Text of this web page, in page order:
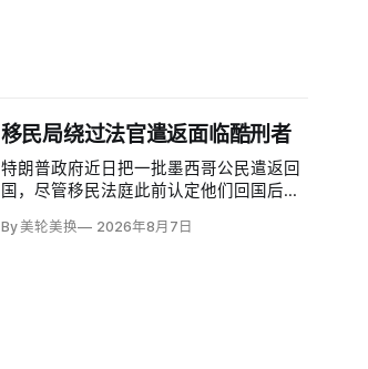
移民局绕过法官遣返面临酷刑者
特朗普政府近日把一批墨西哥公民遣返回
国，尽管移民法庭此前认定他们回国后很
给予暂缓遣返保护。知情人士称，移民及
By 美轮美换 2026年8月7日